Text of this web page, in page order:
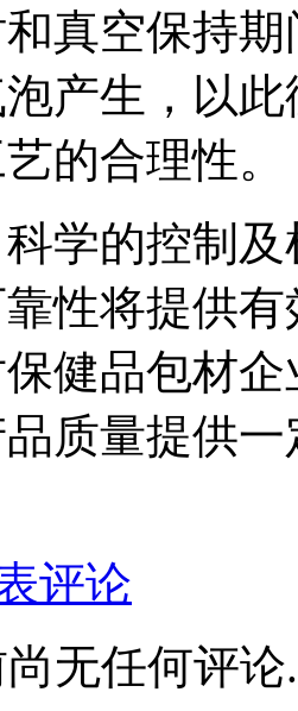
真空保持
产生，以
的合理性。
学的控制
性将提供
健品包材
质量提供
评论
无任何评论.